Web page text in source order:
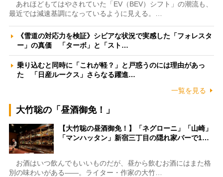
あれほどもてはやされていた「EV（BEV）シフト」の潮流も、
最近では減速基調になっているように見える。…
《雪道の対応力を検証》シビアな状況で実感した「フォレスタ
ー」の真価 「ターボ」と「スト…
乗り込むと同時に「これが軽？」と戸惑うのには理由があっ
た 「日産ルークス」さらなる躍進…
一覧を見る
大竹聡の「昼酒御免！」
【大竹聡の昼酒御免！】「ネグローニ」「山崎」
「マンハッタン」新宿三丁目の隠れ家バーで1…
お酒はいつ飲んでもいいものだが、昼から飲むお酒にはまた格
別の味わいがある――。ライター・作家の大竹…